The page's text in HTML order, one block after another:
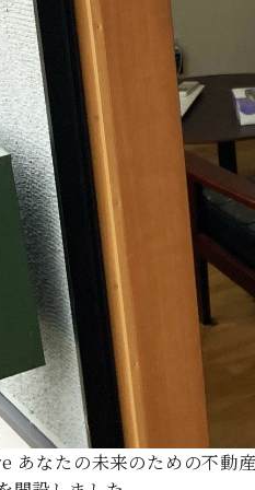
あなたの未来のための不動